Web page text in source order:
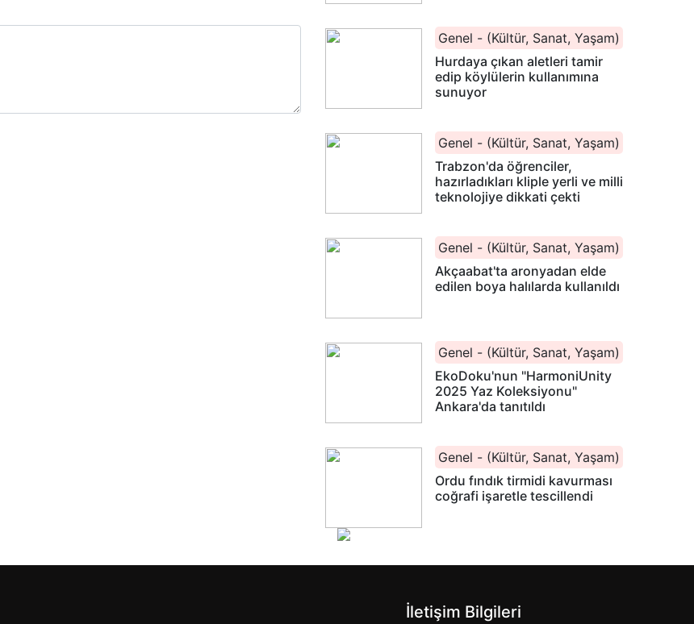
Genel - (Kültür, Sanat, Yaşam)
Hurdaya çıkan aletleri tamir
edip köylülerin kullanımına
sunuyor
Genel - (Kültür, Sanat, Yaşam)
Trabzon'da öğrenciler,
hazırladıkları kliple yerli ve milli
teknolojiye dikkati çekti
Genel - (Kültür, Sanat, Yaşam)
Akçaabat'ta aronyadan elde
edilen boya halılarda kullanıldı
Genel - (Kültür, Sanat, Yaşam)
EkoDoku'nun "HarmoniUnity
2025 Yaz Koleksiyonu"
Ankara'da tanıtıldı
Genel - (Kültür, Sanat, Yaşam)
Ordu fındık tirmidi kavurması
coğrafi işaretle tescillendi
İletişim Bilgileri